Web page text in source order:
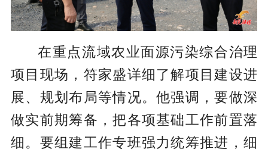
在重点流域农业面源污染综合治理
项目现场，符家盛详细了解项目建设进
展、规划布局等情况。他强调，要做深
做实前期筹备，把各项基础工作前置落
细。要组建工作专班强力统筹推进，细